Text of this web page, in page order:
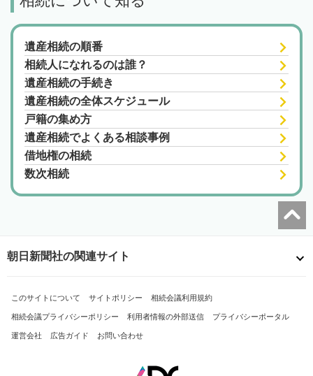
遺産相続の順番
相続人になれるのは誰？
遺産相続の手続き
遺産相続の全体スケジュール
戸籍の集め方
遺産相続でよくある相談事例
借地権の相続
数次相続
朝日新聞社の関連サイト
このサイトについて サイトポリシー 相続会議利用規約
相続会議プライバシーポリシー 利用者情報の外部送信 プライバシーポータル
運営会社 広告ガイド お問い合わせ